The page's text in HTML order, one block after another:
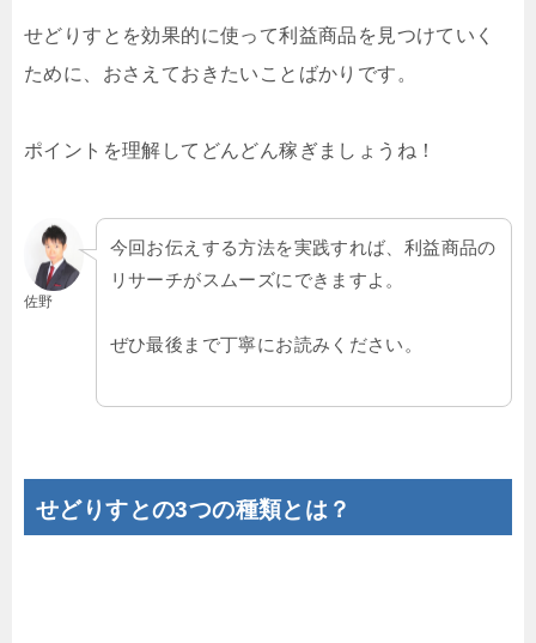
せどりすとを効果的に使って利益商品を見つけていく
ために、おさえておきたいことばかりです。
ポイントを理解してどんどん稼ぎましょうね！
佐野
今回お伝えする方法を実践すれば、利益商品の
リサーチがスムーズにできますよ。
ぜひ最後まで丁寧にお読みください。
せどりすとの3つの種類とは？